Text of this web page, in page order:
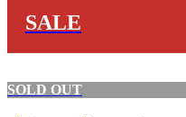
SALE
SOLD OUT